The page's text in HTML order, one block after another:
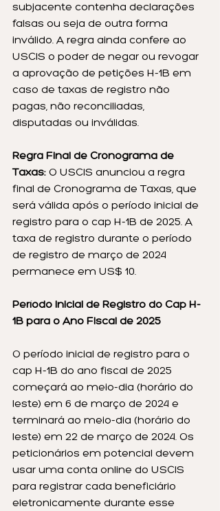
subjacente contenha declarações
falsas ou seja de outra forma
inválido. A regra ainda confere ao
USCIS o poder de negar ou revogar
a aprovação de petições H-1B em
caso de taxas de registro não
pagas, não reconciliadas,
disputadas ou inválidas.
Regra Final de Cronograma de
Taxas: O USCIS anunciou a regra
final de Cronograma de Taxas, que
será válida após o período inicial de
registro para o cap H-1B de 2025. A
taxa de registro durante o período
de registro de março de 2024
permanece em US$ 10.
Período Inicial de Registro do Cap H-
1B para o Ano Fiscal de 2025
O período inicial de registro para o
cap H-1B do ano fiscal de 2025
começará ao meio-dia (horário do
leste) em 6 de março de 2024 e
terminará ao meio-dia (horário do
leste) em 22 de março de 2024. Os
peticionários em potencial devem
usar uma conta online do USCIS
para registrar cada beneficiário
eletronicamente durante esse